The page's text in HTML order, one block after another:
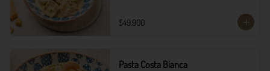
$49.900
Pasta Costa Bianca